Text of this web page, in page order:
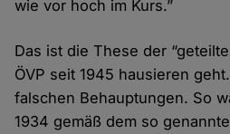
wie vor hoch im Kurs.”
Das ist die These der
ÖVP seit 1945 hausieren
falschen Behauptungen. So
1934 gemäß dem so